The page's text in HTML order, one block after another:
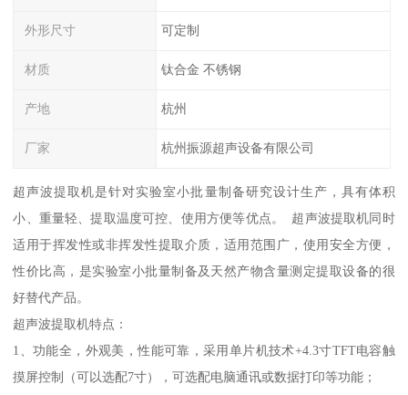
外形尺寸 可定制
材质 钛合金 不锈钢
产地 杭州
厂家 杭州振源超声设备有限公司
超声波提取机是针对实验室小批量制备研究设计生产，具有体积
小、重量轻、提取温度可控、使用方便等优点。 超声波提取机同时
适用于挥发性或非挥发性提取介质，适用范围广，使用安全方便，
性价比高，是实验室小批量制备及天然产物含量测定提取设备的很
好替代产品。
超声波提取机特点：
1、功能全，外观美，性能可靠，采用单片机技术+4.3寸TFT电容触
摸屏控制（可以选配7寸），可选配电脑通讯或数据打印等功能；